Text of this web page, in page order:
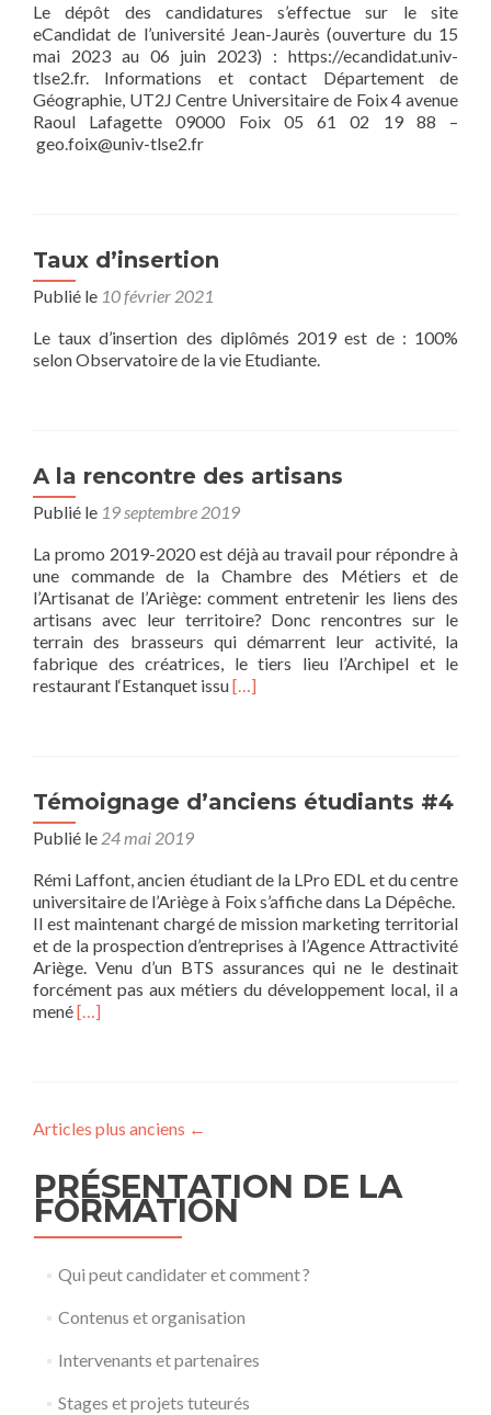
Le dépôt des candidatures s’effectue sur le site
eCandidat de l’université Jean-Jaurès (ouverture du 15
mai 2023 au 06 juin 2023) : https://ecandidat.univ-
tlse2.fr. Informations et contact Département de
Géographie, UT2J Centre Universitaire de Foix 4 avenue
Raoul Lafagette 09000 Foix 05 61 02 19 88 –
geo.foix@univ-tlse2.fr
Taux d’insertion
Publié le 10 février 2021
Le taux d’insertion des diplômés 2019 est de : 100%
selon Observatoire de la vie Etudiante.
A la rencontre des artisans
Publié le 19 septembre 2019
La promo 2019-2020 est déjà au travail pour répondre à
une commande de la Chambre des Métiers et de
l’Artisanat de l’Ariège: comment entretenir les liens des
artisans avec leur territoire? Donc rencontres sur le
terrain des brasseurs qui démarrent leur activité, la
fabrique des créatrices, le tiers lieu l’Archipel et le
restaurant l‘Estanquet issuEn
rencontre
des
[…]
Témoignage d’anciens étudiants #4
Publié le 24 mai 2019
Rémi Laffont, ancien étudiant de la LPro EDL et du centre
universitaire de l’Ariège à Foix s’affiche dans La Dépêche.
Il est maintenant chargé de mission marketing territorial
et de la prospection d’entreprises à l’Agence Attractivité
Ariège. Venu d’un BTS assurances qui ne le destinait
forcément pas aux métiers du développement local, il a
menéEn
étudiants
#4
[…]
Articles plus anciens ←
PRÉSENTATION DE LA
FORMATION
Qui peut candidater et comment ?
Contenus et organisation
Intervenants et partenaires
Stages et projets tuteurés